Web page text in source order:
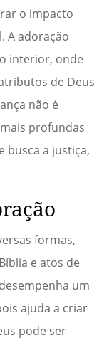
o impacto
A adoração
interior, onde
de Deus
não é
profundas
busca a justiça,
formas,
e atos de
um
ajuda a criar
pode ser